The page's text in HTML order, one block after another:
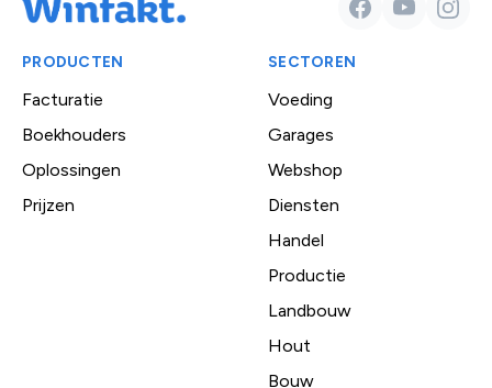
FacebookYouTube
PRODUCTEN
Facturatie
Boekhouders
Oplossingen
Prijzen
SECTOREN
Voeding
Garages
Webshop
Diensten
Handel
Productie
Landbouw
Hout
Bouw